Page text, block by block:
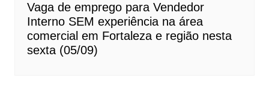
Vaga de emprego para Vendedor
Interno SEM experiência na área
comercial em Fortaleza e região nesta
sexta (05/09)